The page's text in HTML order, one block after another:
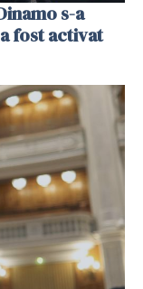
s-a
fost activat